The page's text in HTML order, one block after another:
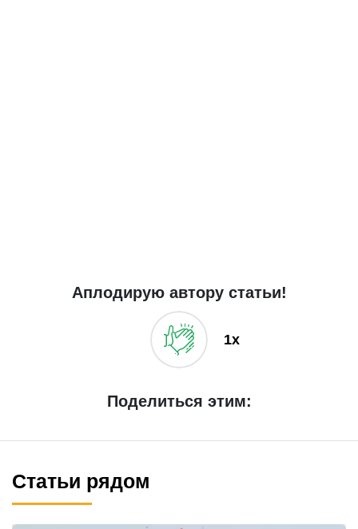
Аплодирую автору статьи!
1x
Поделиться этим:
Статьи рядом